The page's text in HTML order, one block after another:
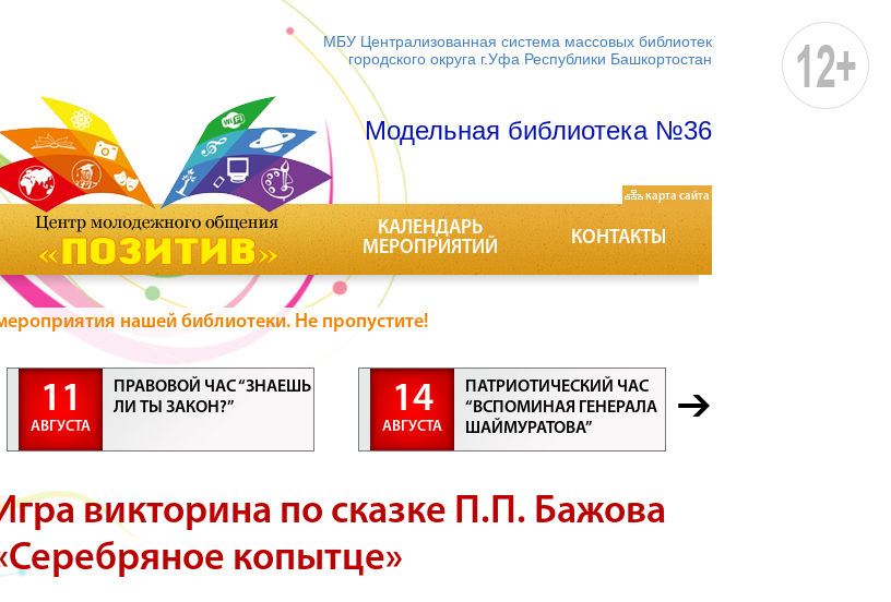
МБУ Централизованная система массовых библиотек
городского округа г.Уфа Республики Башкортостан
Модельная библиотека №36
КАЛЕНДАРЬ
МЕРОПРИЯТИЙ
КОНТАКТЫ
карта сайта
нашей библиотеки. Не пропустите!
11
АВГУСТА
ПРАВОВОЙ ЧАС “ЗНАЕШЬ
ЛИ ТЫ ЗАКОН?”
14
АВГУСТА
ПАТРИОТИЧЕСКИЙ ЧАС
“ВСПОМИНАЯ ГЕНЕРАЛА
ШАЙМУРАТОВА”
викторина по сказке П.П. Бажова
копытце»